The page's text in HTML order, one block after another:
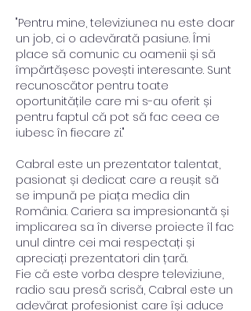
"Pentru mine, televiziunea nu este doar
un job, ci o adevărată pasiune. Îmi
place să comunic cu oamenii și să
împărtășesc povești interesante. Sunt
recunoscător pentru toate
oportunitățile care mi s-au oferit și
pentru faptul că pot să fac ceea ce
iubesc în fiecare zi."
Cabral este un prezentator talentat,
pasionat și dedicat care a reușit să
se impună pe piața media din
România. Cariera sa impresionantă și
implicarea sa în diverse proiecte îl fac
unul dintre cei mai respectați și
apreciați prezentatori din țară.
Fie că este vorba despre televiziune,
radio sau presă scrisă, Cabral este un
adevărat profesionist care își aduce